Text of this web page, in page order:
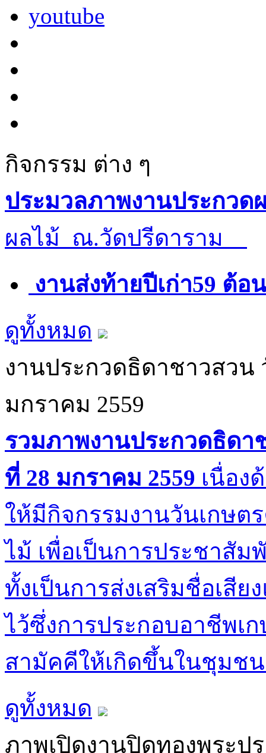
กิจกรรม ต่าง ๆ
ประมวลภาพงานประกวด
ผลไม้ ณ.วัดปรีดาราม
งานส่งท้ายปีเก่า59 ต้อ
ดูทั้งหมด
งานประกวดธิดาชาวสวน
มกราคม 2559
รวมภาพงานประกวดธิดา
ที่ 28 มกราคม 2559 เนื่อง
ให้มีกิจกรรมงานวันเกษต
ไม้ เพื่อเป็นการประชาสั
ทั้งเป็นการส่งเสริมชื่อเสี
ไว้ซึ่งการประกอบอาชีพเ
สามัคคีให้เกิดขึ้นในชุมช
ดูทั้งหมด
ภาพเปิดงานปิดทองพระป